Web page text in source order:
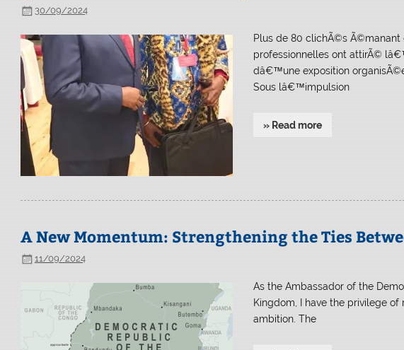
30/09/2024
Plus de 80 clichÃ©s Ã©manant
professionnelles ont attirÃ©
dâ€™une exposition
Sous lâ€™impulsion
» Read more
A New Momentum: Strengthening the Ties
11/09/2024
As the Ambassador of the
Kingdom, I have the privilege
ambition. The